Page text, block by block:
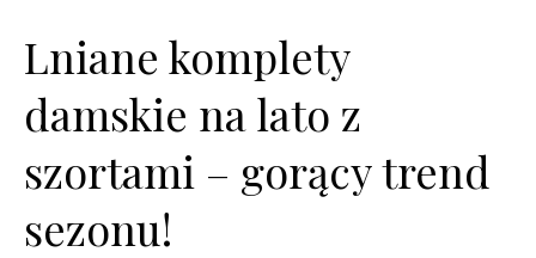
Lniane komplety
damskie na lato z
szortami – gorący trend
sezonu!